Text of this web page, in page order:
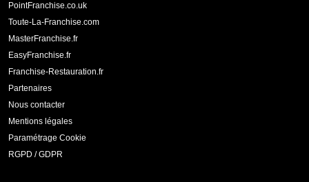
PointFranchise.co.uk
Toute-La-Franchise.com
MasterFranchise.fr
EasyFranchise.fr
Franchise-Restauration.fr
Partenaires
Nous contacter
Mentions légales
Paramétrage Cookie
RGPD / GDPR